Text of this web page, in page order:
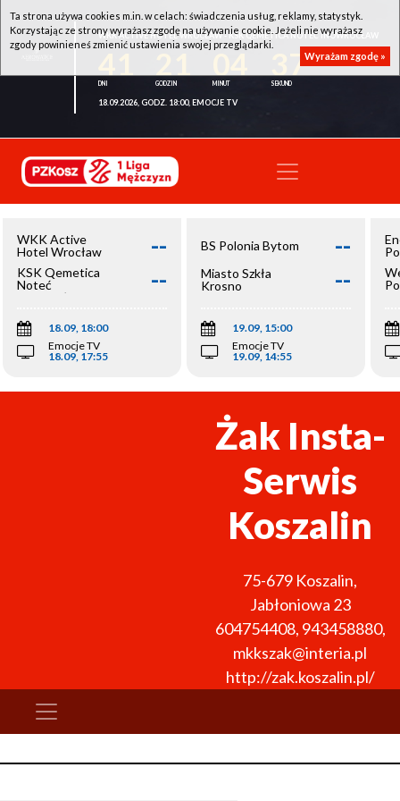
WKK ACTIVE HOTEL WROCŁAW - KSK QEMETICA NOTEĆ INOWROCŁAW
37
18.09.2026, GODZ. 18:00, EMOCJE TV
WKK Active
Hotel Wrocław
--
KSK Qemetica
Noteć
Inowrocław
--
18.09, 18:00
Emocje TV
18.09, 17:55
BS Polonia Bytom --
Miasto Szkła
Krosno
--
19.09, 15:00
Emocje TV
19.09, 14:55
Żak Insta-
Serwis
Koszalin
75-679 Koszalin,
Jabłoniowa 23
604754408, 943458880,
mkkszak@interia.pl
http://zak.koszalin.pl/
Ta strona używa cookies m.in. w celach: świadczenia usług, reklamy, statystyk.
Korzystając ze strony wyrażasz zgodę na używanie cookie. Jeżeli nie wyrażasz
zgody powinieneś zmienić ustawienia swojej przeglądarki.
Wyrażam zgodę »